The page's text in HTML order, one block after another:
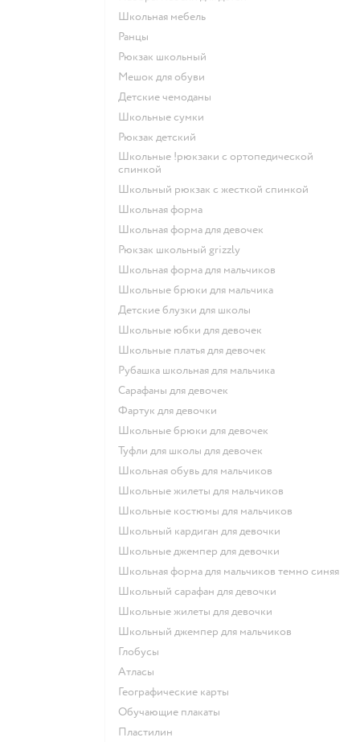
Школьная мебель
Ранцы
Рюкзак школьный
Мешок для обуви
Детские чемоданы
Школьные сумки
Рюкзак детский
Школьные !рюкзаки с ортопедической
спинкой
Школьный рюкзак с жесткой спинкой
Школьная форма
Школьная форма для девочек
Рюкзак школьный grizzly
Школьная форма для мальчиков
Школьные брюки для мальчика
Детские блузки для школы
Школьные юбки для девочек
Школьные платья для девочек
Рубашка школьная для мальчика
Сарафаны для девочек
Фартук для девочки
Школьные брюки для девочек
Туфли для школы для девочек
Школьная обувь для мальчиков
Школьные жилеты для мальчиков
Школьные костюмы для мальчиков
Школьный кардиган для девочки
Школьные джемпер для девочки
Школьная форма для мальчиков темно синяя
Школьный сарафан для девочки
Школьные жилеты для девочки
Школьный джемпер для мальчиков
Глобусы
Атласы
Географические карты
Обучающие плакаты
Пластилин